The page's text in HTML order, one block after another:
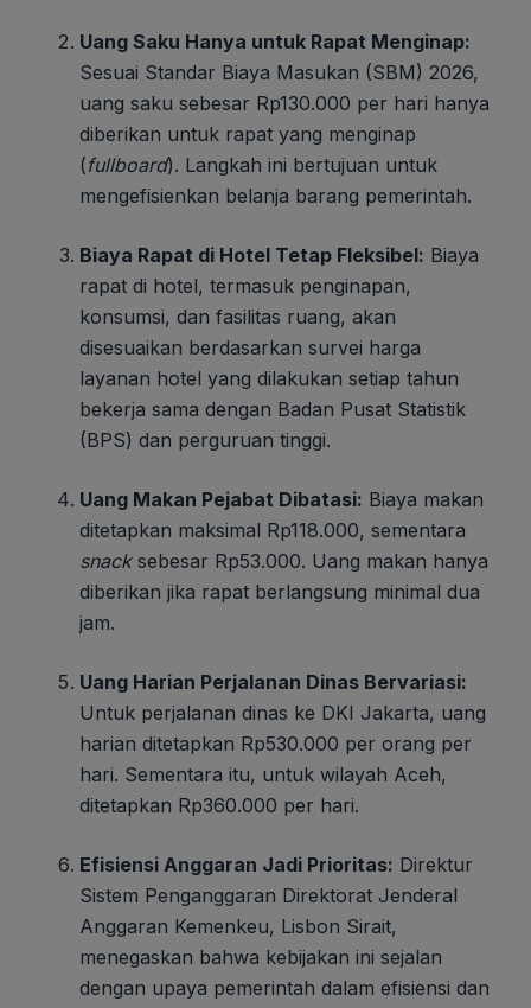
Uang Saku Hanya untuk Rapat Menginap:
Sesuai Standar Biaya Masukan (SBM) 2026,
uang saku sebesar Rp130.000 per hari hanya
diberikan untuk rapat yang menginap
(fullboard). Langkah ini bertujuan untuk
mengefisienkan belanja barang pemerintah.
Biaya Rapat di Hotel Tetap Fleksibel: Biaya
rapat di hotel, termasuk penginapan,
konsumsi, dan fasilitas ruang, akan
disesuaikan berdasarkan survei harga
layanan hotel yang dilakukan setiap tahun
bekerja sama dengan Badan Pusat Statistik
(BPS) dan perguruan tinggi.
Uang Makan Pejabat Dibatasi: Biaya makan
ditetapkan maksimal Rp118.000, sementara
snacksebesar Rp53.000. Uang makan hanya
diberikan jika rapat berlangsung minimal dua
jam.
Uang Harian Perjalanan Dinas Bervariasi:
Untuk perjalanan dinas ke DKI Jakarta, uang
harian ditetapkan Rp530.000 per orang per
hari. Sementara itu, untuk wilayah Aceh,
ditetapkan Rp360.000 per hari.
Efisiensi Anggaran Jadi Prioritas: Direktur
Sistem Penganggaran Direktorat Jenderal
Anggaran Kemenkeu, Lisbon Sirait,
menegaskan bahwa kebijakan ini sejalan
dengan upaya pemerintah dalam efisiensi dan